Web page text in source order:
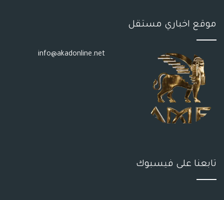
موقع اخباري مستقل
info@akadonline.net
تابعنا على فيسبوك